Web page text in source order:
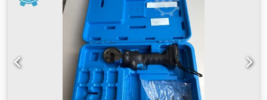
Cembre Modell: B15D Presskraft: 15 kN Stromversorgung:
9,6V / 2,0Ah Ni-MH Dcjdpfjy Uzcvsx Agfsk Professionelles
Werkzeug zum Verpressen von Endhülsen und Verbindern
Kompakte und robuste Bauweise Zusätzliche
Informationen: Akkus wurden im 05/2026 revidiert Kein
Ladegerät vorhanden Pressen sind zu 100 %
funktionsfähig Einzelverkauf möglich Lieferumfang:
Cembre B15D Presszange Akku